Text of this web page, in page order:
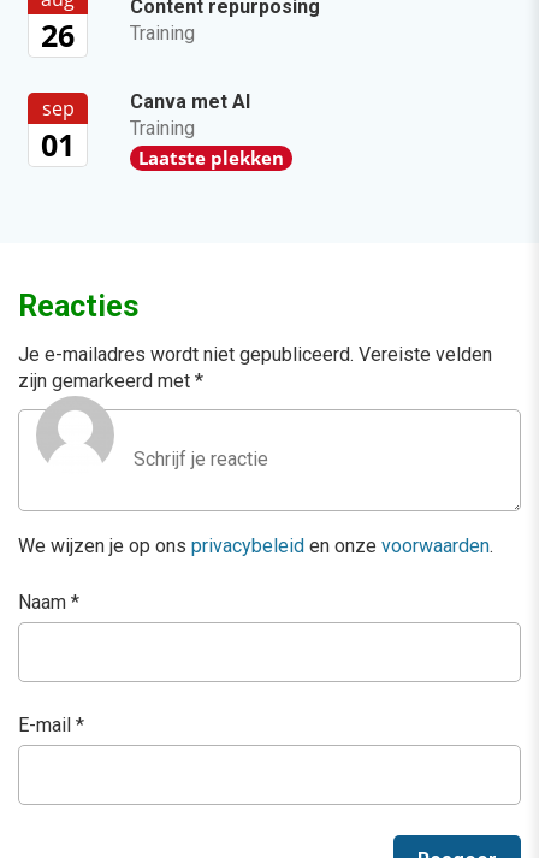
26
Content repurposing
Training
sep
01
Canva met AI
Training
Laatste plekken
Reacties
Je e-mailadres wordt niet gepubliceerd. Vereiste velden
zijn gemarkeerd met *
We wijzen je op ons privacybeleid en onze voorwaarden.
Naam *
E-mail *